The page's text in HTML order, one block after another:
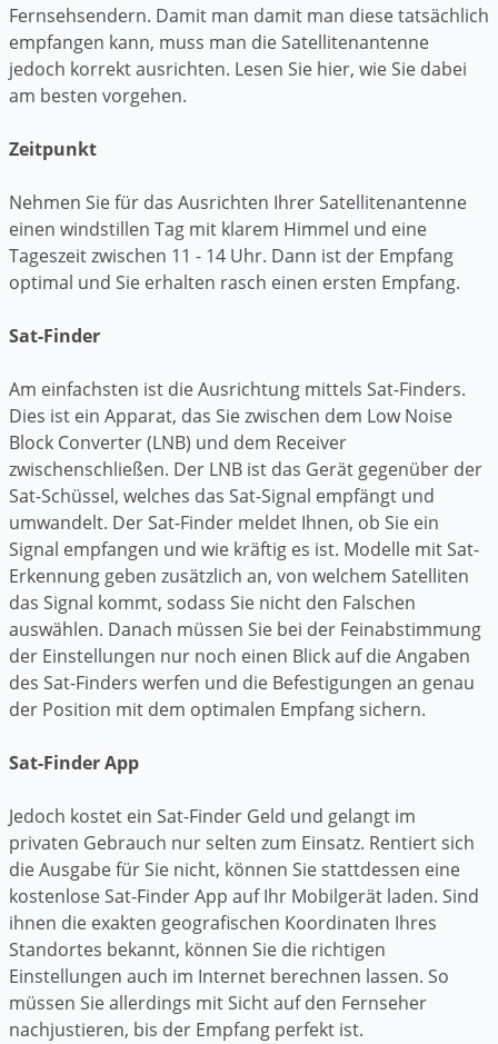
Fernsehsendern. Damit man damit man diese tatsächlich
empfangen kann, muss man die Satellitenantenne
jedoch korrekt ausrichten. Lesen Sie hier, wie Sie dabei
am besten vorgehen.
Zeitpunkt
Nehmen Sie für das Ausrichten Ihrer Satellitenantenne
einen windstillen Tag mit klarem Himmel und eine
Tageszeit zwischen 11 - 14 Uhr. Dann ist der Empfang
optimal und Sie erhalten rasch einen ersten Empfang.
Sat-Finder
Am einfachsten ist die Ausrichtung mittels Sat-Finders.
Dies ist ein Apparat, das Sie zwischen dem Low Noise
Block Converter (LNB) und dem Receiver
zwischenschließen. Der LNB ist das Gerät gegenüber der
Sat-Schüssel, welches das Sat-Signal empfängt und
umwandelt. Der Sat-Finder meldet Ihnen, ob Sie ein
Signal empfangen und wie kräftig es ist. Modelle mit Sat-
Erkennung geben zusätzlich an, von welchem Satelliten
das Signal kommt, sodass Sie nicht den Falschen
auswählen. Danach müssen Sie bei der Feinabstimmung
der Einstellungen nur noch einen Blick auf die Angaben
des Sat-Finders werfen und die Befestigungen an genau
der Position mit dem optimalen Empfang sichern.
Sat-Finder App
Jedoch kostet ein Sat-Finder Geld und gelangt im
privaten Gebrauch nur selten zum Einsatz. Rentiert sich
die Ausgabe für Sie nicht, können Sie stattdessen eine
kostenlose Sat-Finder App auf Ihr Mobilgerät laden. Sind
ihnen die exakten geografischen Koordinaten Ihres
Standortes bekannt, können Sie die richtigen
Einstellungen auch im Internet berechnen lassen. So
müssen Sie allerdings mit Sicht auf den Fernseher
nachjustieren, bis der Empfang perfekt ist.